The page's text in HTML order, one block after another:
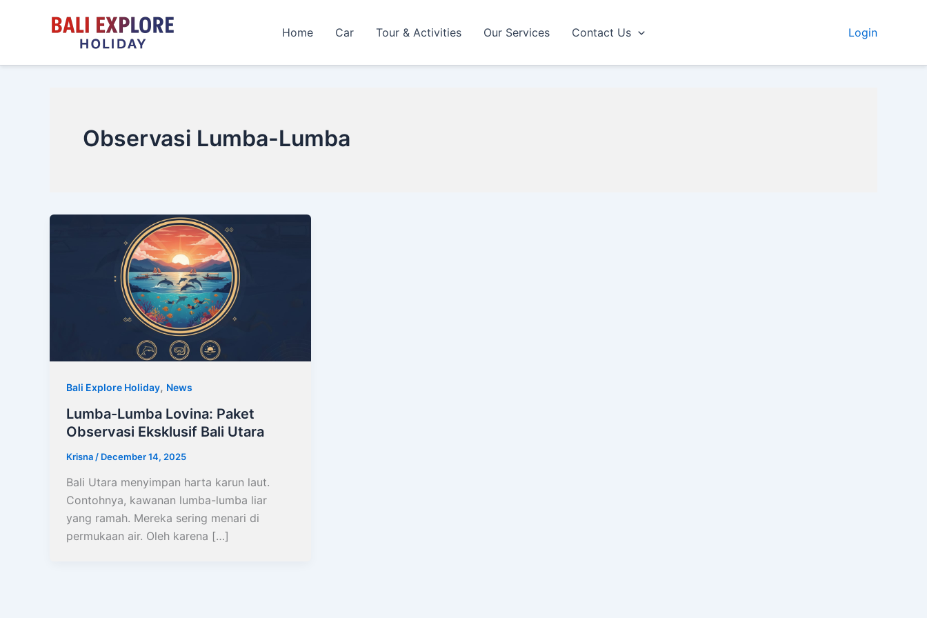
Home Car Tour & Activities Our Services Contact Us Login
Observasi Lumba-Lumba
Bali Explore Holiday, News
Lumba-Lumba Lovina: Paket
Observasi Eksklusif Bali Utara
Krisna / December 14, 2025
Bali Utara menyimpan harta karun laut.
Contohnya, kawanan lumba-lumba liar
yang ramah. Mereka sering menari di
permukaan air. Oleh karena […]